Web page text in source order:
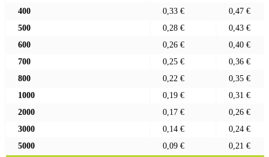
400
0,33 €
0,47 €
500
0,28 €
0,43 €
600
0,26 €
0,40 €
700
0,25 €
0,36 €
800
0,22 €
0,35 €
1000
0,19 €
0,31 €
2000
0,17 €
0,26 €
3000
0,14 €
0,24 €
5000
0,09 € 0,21 €